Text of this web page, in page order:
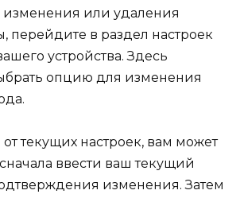
изменения или удаления
перейдите в раздел настроек
устройства. Здесь
опцию для изменения
текущих настроек, вам может
ввести ваш текущий
изменения. Затем